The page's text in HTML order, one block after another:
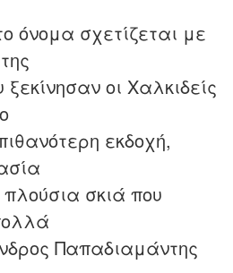
όνομα σχετίζεται με
οι Χαλκιδείς
εκδοχή,
πλούσια σκιά που
Παπαδιαμάντης